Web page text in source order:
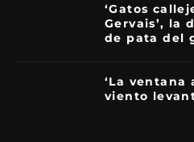
‘Gatos
Gervais’, la
de pata del
‘La ventana
viento